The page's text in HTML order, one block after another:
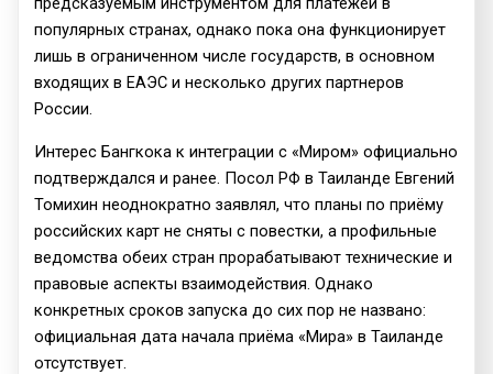
популярных странах, однако пока она функционирует
лишь в ограниченном числе государств, в основном
входящих в ЕАЭС и несколько других партнеров
России.
Интерес Бангкока к интеграции с «Миром» официально
подтверждался и ранее. Посол РФ в Таиланде Евгений
Томихин неоднократно заявлял, что планы по приёму
российских карт не сняты с повестки, а профильные
ведомства обеих стран прорабатывают технические и
правовые аспекты взаимодействия. Однако
конкретных сроков запуска до сих пор не названо:
официальная дата начала приёма «Мира» в Таиланде
отсутствует.